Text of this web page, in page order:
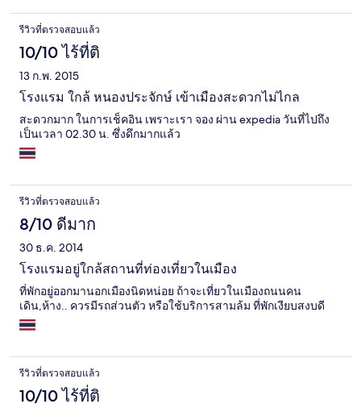
เพราะเคยเห็นในรูปห้องอื่นแยกเป็นสัดสวนห้องน้ำตามปกติ
รีวิวที่ตรวจสอบแล้ว
10/10 ไร้ที่ติ
13 ก.พ. 2015
โรงแรม ใกล้ หนองประจักษ์ เข้าเมืองสะดวกไม่ไกล
สะดวกมาก ในการเช็คอิน เพราะเรา จอง ผ่าน expedia วันที่ไปถึง
เป็นเวลา 02.30 น. ซึ่งดึกมากแล้ว
รีวิวที่ตรวจสอบแล้ว
8/10 ดีมาก
30 ธ.ค. 2014
โรงแรมอยู่ใกล้สถานที่ท่องเที่ยวในเมือง
ที่พักอยู่ออกมานอกเมืองนิดหน่อย ถ้าจะเที่ยวในเมืองถนนคน
เดิน,ห้าง.. ควรมีรถส่วนตัว หรือใช้บริการสามล้ม ที่พักเงียบสงบดี
รีวิวที่ตรวจสอบแล้ว
10/10 ไร้ที่ติ